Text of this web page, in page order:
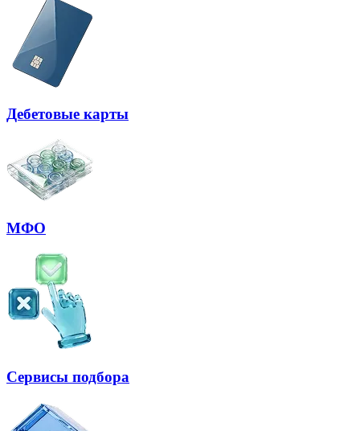
Дебетовые карты
МФО
Сервисы подбора